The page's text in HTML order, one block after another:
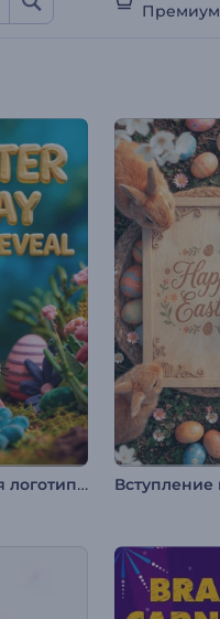
Премиум
Презентация логотипа Easter Clay